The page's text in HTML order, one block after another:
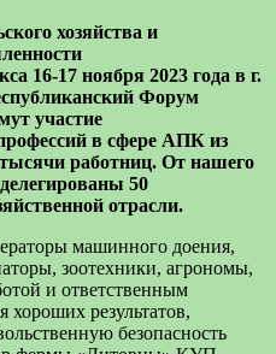
хозяйства и
16-17 ноября 2023 года в г.
Форум
участие
в сфере АПК из
работниц. От нашего
50
отрасли.
машинного доения,
зоотехники, агрономы,
и ответственным
результатов,
безопасность